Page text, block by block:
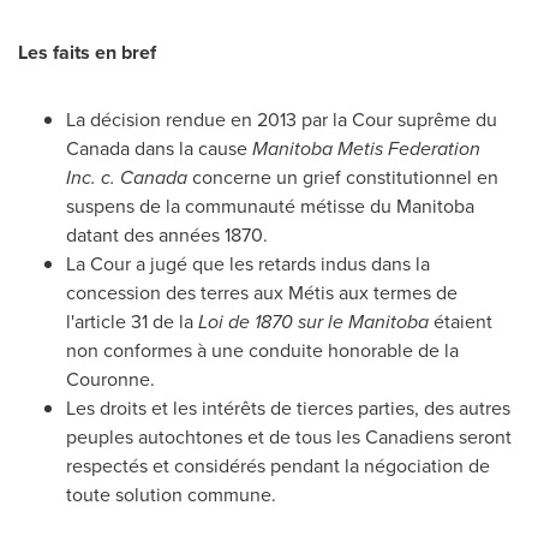
Les faits en bref
La décision rendue en 2013 par la Cour suprême du
Canadadans la causeManitoba Metis Federation
Inc. c. Canadaconcerne un grief constitutionnel en
suspens de la communauté métisse du Manitoba
datant des années 1870.
La Cour a jugé que les retards indus dans la
concession des terres aux Métis aux termes de
l'article 31 de laLoi de 1870 sur leManitobaétaient
non conformes à une conduite honorable de la
Couronne.
Les droits et les intérêts de tierces parties, des autres
peuples autochtones et de tous les Canadiens seront
respectés et considérés pendant la négociation de
toute solution commune.